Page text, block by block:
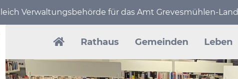
Verwaltungs­behörde für das Amt Grevesmühlen-Land
überspringen
Rathaus Gemeinden Leben